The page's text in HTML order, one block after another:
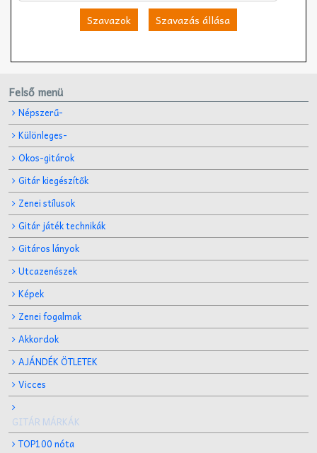
Szavazok Szavazás állása
Felső menü
Népszerű-
Különleges-
Okos-gitárok
Gitár kiegészítők
Zenei stílusok
Gitár játék technikák
Gitáros lányok
Utcazenészek
Képek
Zenei fogalmak
Akkordok
AJÁNDÉK ÖTLETEK
Vicces
GITÁR MÁRKÁK
TOP100 nóta